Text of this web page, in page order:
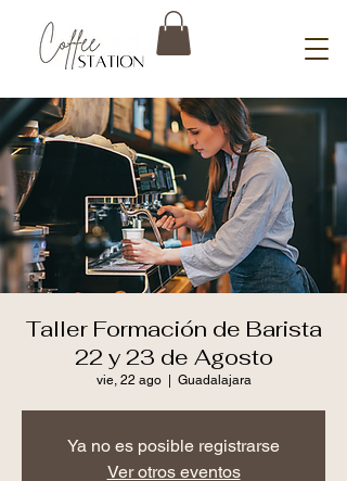
Taller Formación de Barista
22 y 23 de Agosto
vie, 22 ago
  |
Guadalajara
Ya no es posible registrarse
Ver otros eventos